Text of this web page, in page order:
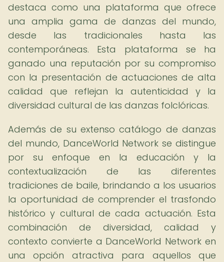
destaca como una plataforma que ofrece
una amplia gama de danzas del mundo,
desde las tradicionales hasta las
contemporáneas. Esta plataforma se ha
ganado una reputación por su compromiso
con la presentación de actuaciones de alta
calidad que reflejan la autenticidad y la
diversidad cultural de las danzas folclóricas.
Además de su extenso catálogo de danzas
del mundo, DanceWorld Network se distingue
por su enfoque en la educación y la
contextualización de las diferentes
tradiciones de baile, brindando a los usuarios
la oportunidad de comprender el trasfondo
histórico y cultural de cada actuación. Esta
combinación de diversidad, calidad y
contexto convierte a DanceWorld Network en
una opción atractiva para aquellos que